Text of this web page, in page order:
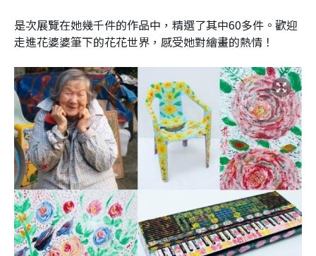
是次展覽在她幾千件的作品中，精選了其中60多件。歡迎
走進花婆婆筆下的花花世界，感受她對繪畫的熱情！